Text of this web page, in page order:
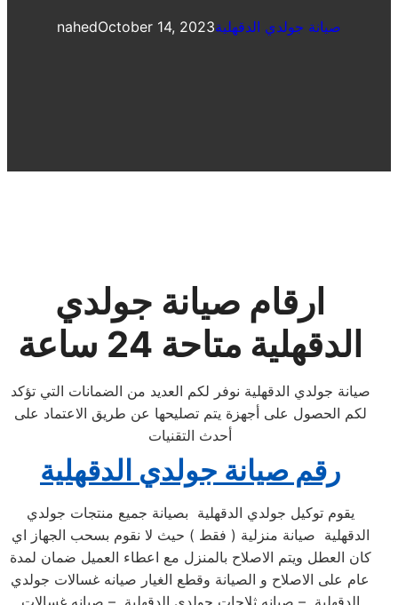
nahedOctober 14, 2023صيانة جولدي الدقهلية
ارقام صيانة جولدي
الدقهلية متاحة 24 ساعة
صيانة جولدي الدقهلية نوفر لكم العديد من الضمانات التي تؤكد
لكم الحصول على أجهزة يتم تصليحها عن طريق الاعتماد على
أحدث التقنيات
رقم صيانة جولدي الدقهلية
يقوم توكيل جولدي الدقهلية بصيانة جميع منتجات جولدي
الدقهلية صيانة منزلية ( فقط ) حيث لا نقوم بسحب الجهاز اي
كان العطل ويتم الاصلاح بالمنزل مع اعطاء العميل ضمان لمدة
عام على الاصلاح و الصيانة وقطع الغيار صيانه غسالات جولدي
الدقهلية – صيانه ثلاجات جولدي الدقهلية – صيانه غسالات